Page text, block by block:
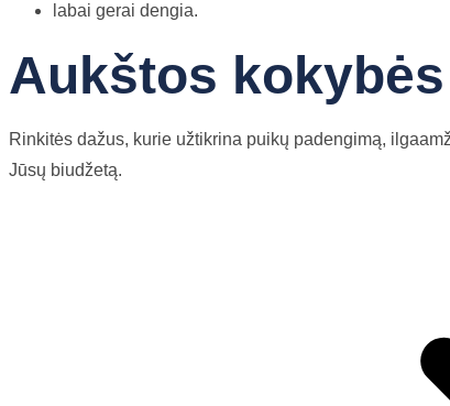
labai gerai dengia.
Aukštos
Rinkitės dažus, kurie užtikrina puikų padengimą,
Jūsų biudžetą.